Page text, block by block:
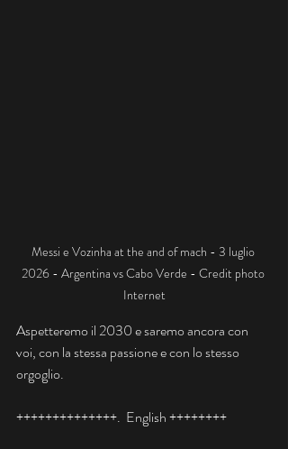
Messi e Vozinha at the and of mach - 3 luglio
2026 - Argentina vs Cabo Verde - Credit photo
Internet
Aspetteremo il 2030 e saremo ancora con
voi, con la stessa passione e con lo stesso
orgoglio.
++++++++++++++.  English ++++++++